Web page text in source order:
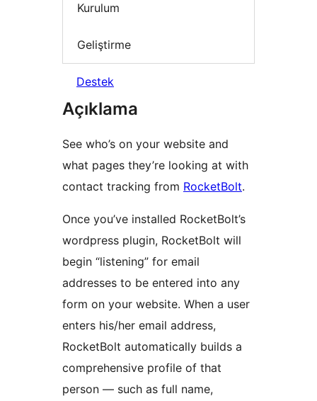
Kurulum
Geliştirme
Destek
Açıklama
See who’s on your website and
what pages they’re looking at with
contact tracking from RocketBolt.
Once you’ve installed RocketBolt’s
wordpress plugin, RocketBolt will
begin “listening” for email
addresses to be entered into any
form on your website. When a user
enters his/her email address,
RocketBolt automatically builds a
comprehensive profile of that
person — such as full name,